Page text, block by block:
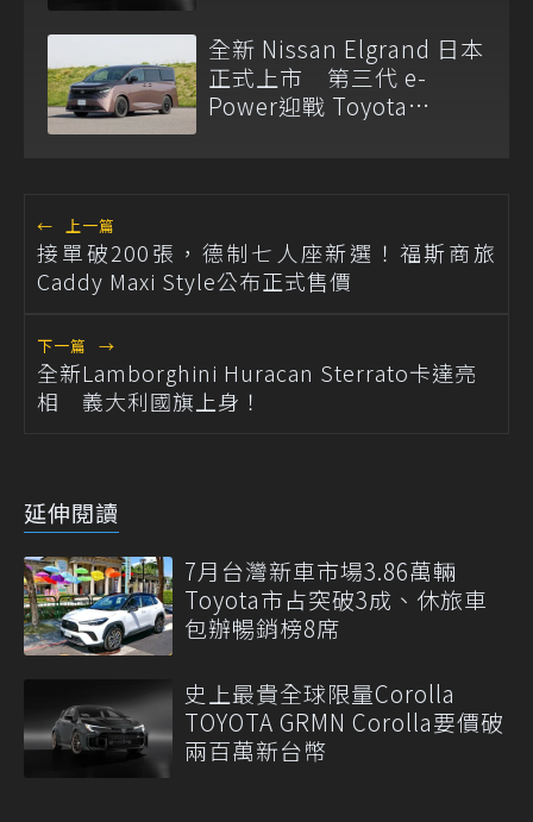
全新 Nissan Elgrand 日本
正式上市 第三代 e-
Power迎戰 Toyota
← 上一篇
接單破200張，德制七人座新選！福斯商旅
Caddy Maxi Style公布正式售價
下一篇 →
全新Lamborghini Huracan Sterrato卡達亮
相 義大利國旗上身！
延伸閱讀
7月台灣新車市場3.86萬輛
Toyota市占突破3成、休旅車
包辦暢銷榜8席
史上最貴全球限量Corolla
TOYOTA GRMN Corolla要價破
兩百萬新台幣